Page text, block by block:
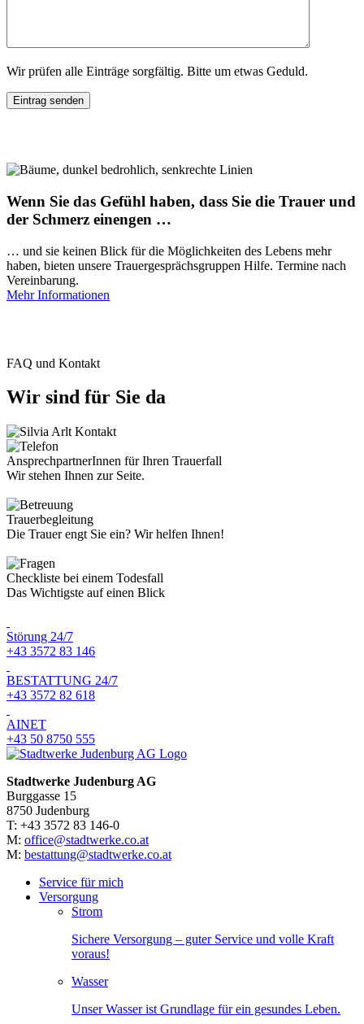
Wir prüfen alle Einträge sorgfältig. Bitte um etwas Geduld.
Wenn Sie das Gefühl haben, dass Sie die Trauer und
der Schmerz einengen …
… und sie keinen Blick für die Möglichkeiten des Lebens mehr
haben, bieten unsere Trauergesprächsgruppen Hilfe. Termine nach
Vereinbarung.
Mehr Informationen
FAQ und Kontakt
Wir sind für Sie da
AnsprechpartnerInnen für Ihren Trauerfall
Wir stehen Ihnen zur Seite.
Trauerbegleitung
Die Trauer engt Sie ein? Wir helfen Ihnen!
Checkliste bei einem Todesfall
Das Wichtigste auf einen Blick
Störung 24/7
+43 3572 83 146
BESTATTUNG 24/7
+43 3572 82 618
AINET
+43 50 8750 555
Stadtwerke Judenburg AG
Burggasse 15
8750 Judenburg
T: +43 3572 83 146-0
M: office@stadtwerke.co.at
M: bestattung@stadtwerke.co.at
Service für mich
Versorgung
Strom
Sichere Versorgung – guter Service und volle Kraft
voraus!
Wasser
Unser Wasser ist Grundlage für ein gesundes Leben.